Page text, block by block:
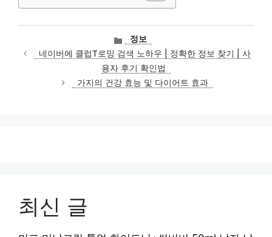
카
테
고
리
정보
네이버에 클럽T로밍 검색 노하우 | 정확한 정보 찾기 | 사
용자 후기 확인법
가지의 건강 효능 및 다이어트 효과
최신 글